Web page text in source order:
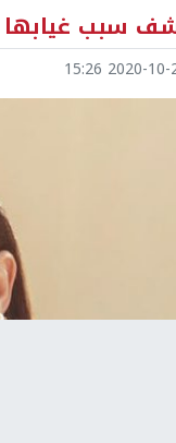
سبب غيابها
2020-10-25